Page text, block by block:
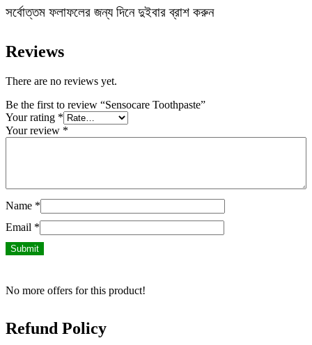
সর্বোত্তম ফলাফলের জন্য দিনে দুইবার ব্রাশ করুন
Reviews
There are no reviews yet.
Be the first to review “Sensocare Toothpaste”
Your rating *
Your review *
Name *
Email *
No more offers for this product!
Refund Policy